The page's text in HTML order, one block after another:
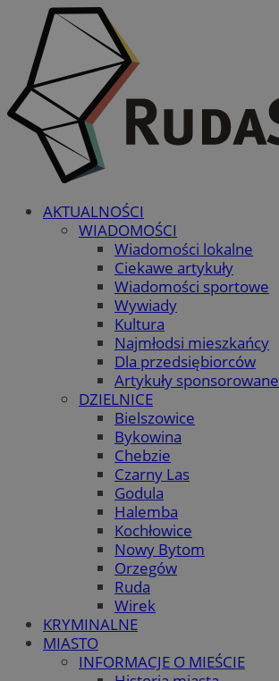
AKTUALNOŚCI
WIADOMOŚCI
Wiadomości lokalne
Ciekawe artykuły
Wiadomości sportowe
Wywiady
Kultura
Najmłodsi mieszkańcy
Dla przedsiębiorców
Artykuły sponsorowane
DZIELNICE
Bielszowice
Bykowina
Chebzie
Czarny Las
Godula
Halemba
Kochłowice
Nowy Bytom
Orzegów
Ruda
Wirek
KRYMINALNE
MIASTO
INFORMACJE O MIEŚCIE